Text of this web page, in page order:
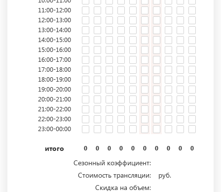
11:00-12:00
12:00-13:00
13:00-14:00
14:00-15:00
15:00-16:00
16:00-17:00
17:00-18:00
18:00-19:00
19:00-20:00
20:00-21:00
21:00-22:00
22:00-23:00
23:00-00:00
итого 0 0 0 0 0 0 0 0 0 0
Сезонный коэффициент:
Стоимость трансляции:
руб.
Скидка на объем: